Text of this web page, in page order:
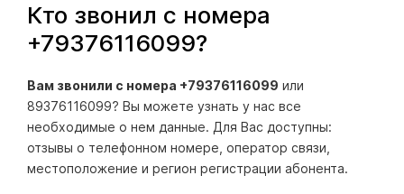
Кто звонил с номера
+79376116099?
Вам звонили с номера +79376116099 или
89376116099? Вы можете узнать у нас все
необходимые о нем данные. Для Вас доступны:
отзывы о телефонном номере, оператор связи,
местоположение и регион регистрации абонента.